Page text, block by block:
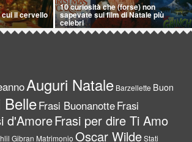
cui il cervello
10 curiosità che (forse) non
sapevate sui film di Natale più
celebri
Auguri Natale Barzellette Buon
BelleFrasi BuonanotteFrasi
d'AmoreFrasi per dire Ti Amo
Gibran Matrimonio Oscar WildeStati